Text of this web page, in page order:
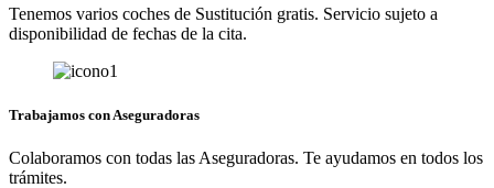
Tenemos varios coches de Sustitución gratis. Servicio sujeto a
disponibilidad de fechas de la cita.
Trabajamos con Aseguradoras
Colaboramos con todas las Aseguradoras. Te ayudamos en todos los
trámites.